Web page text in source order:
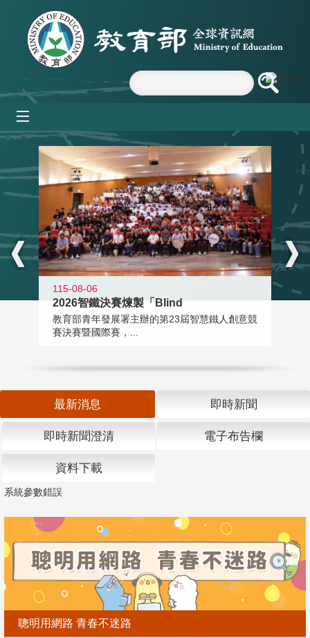
跳到主要內容區塊
:::
115-08-06
2026智鐵決賽煉製「Blind
教育部青年發展署主辦的第23屆智慧鐵人創意競
賽決賽暨國際賽，...
最新消息 即時新聞
即時新聞澄清 電子布告欄
資料下載
系統參數錯誤
聰明用網路 青春不迷路